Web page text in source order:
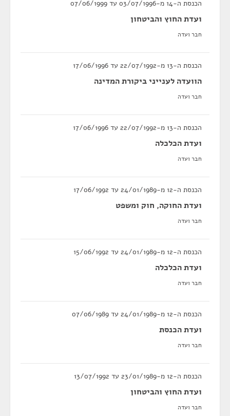
הכנסת ה-14 מ-03/07/1996 עד 07/06/1999
ועדת החוץ והביטחון
חבר ועדה
הכנסת ה-13 מ-22/07/1992 עד 17/06/1996
הוועדה לענייני ביקורת המדינה
חבר ועדה
הכנסת ה-13 מ-22/07/1992 עד 17/06/1996
ועדת הכלכלה
חבר ועדה
הכנסת ה-12 מ-24/01/1989 עד 17/06/1992
ועדת החוקה, חוק ומשפט
חבר ועדה
הכנסת ה-12 מ-24/01/1989 עד 15/06/1992
ועדת הכלכלה
חבר ועדה
הכנסת ה-12 מ-24/01/1989 עד 07/06/1989
ועדת הכנסת
חבר ועדה
הכנסת ה-12 מ-23/01/1989 עד 13/07/1992
ועדת החוץ והביטחון
חבר ועדה